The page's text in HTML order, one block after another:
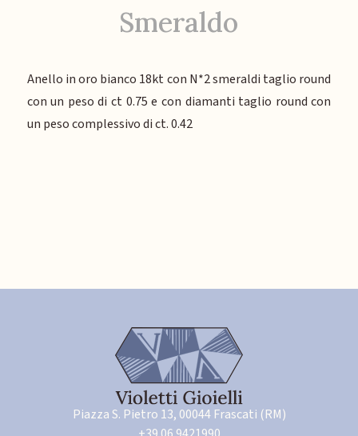
Smeraldo
Anello in oro bianco 18kt con N*2 smeraldi taglio round
con un peso di ct 0.75 e con diamanti taglio round con
un peso complessivo di ct. 0.42
Piazza S. Pietro 13, 00044 Frascati (RM)